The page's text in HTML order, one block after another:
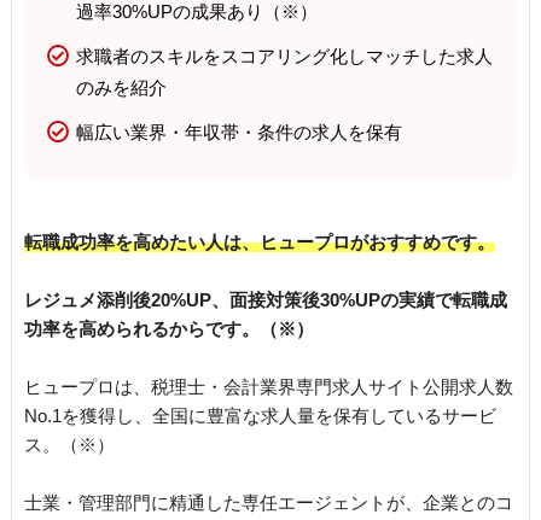
過率30%UPの成果あり（※）
求職者のスキルをスコアリング化しマッチした求人
のみを紹介
幅広い業界・年収帯・条件の求人を保有
転職成功率を高めたい人は、ヒュープロがおすすめです。
レジュメ添削後20%UP、面接対策後30%UPの実績で転職成
功率を高められるからです。（※）
ヒュープロは、税理士・会計業界専門求人サイト公開求人数
No.1を獲得し、全国に豊富な求人量を保有しているサービ
ス。（※）
士業・管理部門に精通した専任エージェントが、企業とのコ